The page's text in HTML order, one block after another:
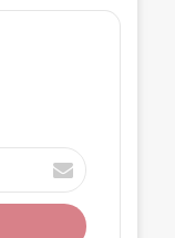
أ
د
خ
ل